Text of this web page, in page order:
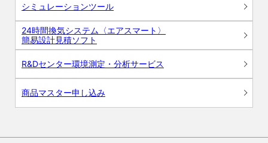
シミュレーションツール
24時間換気システム〈エアスマート〉
簡易設計見積ソフト
R&Dセンター環境測定・分析サービス
商品マスター申し込み